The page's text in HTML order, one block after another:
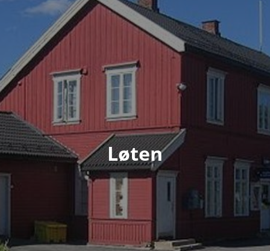
Løten